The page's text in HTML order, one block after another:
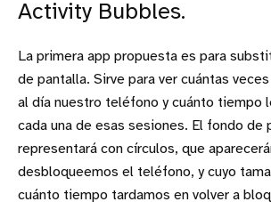
Activity Bubbles.
La primera app propuesta es para
de pantalla. Sirve para ver cuántas
al día nuestro teléfono y cuánto tiempo
cada una de esas sesiones. El fondo de
representará con círculos, que
desbloqueemos el teléfono, y cuyo
cuánto tiempo tardamos en volver a